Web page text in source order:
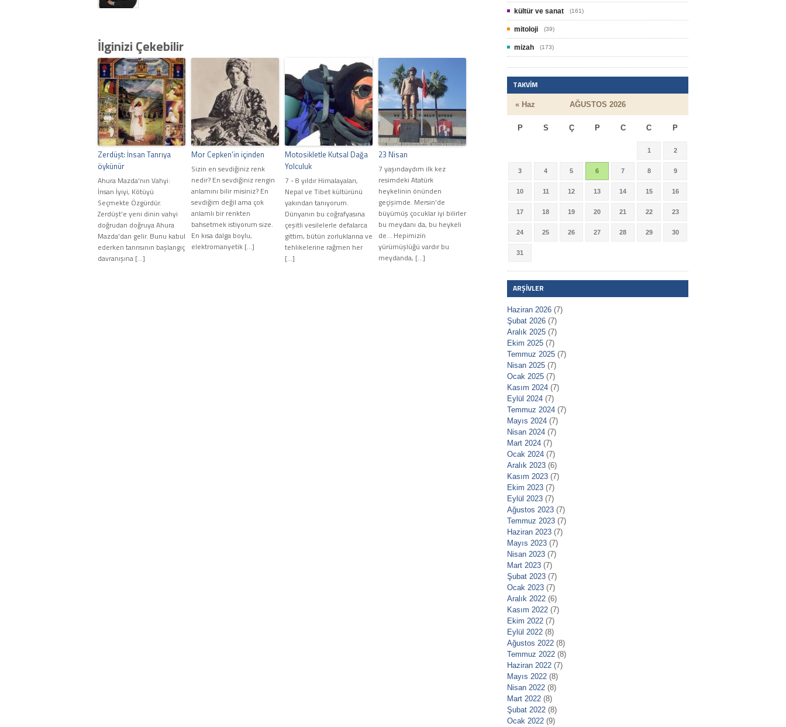
İlginizi Çekebilir
Zerdüşt: İnsan Tanrıya
öykünür
Ahura Mazda'nın Vahyi:
İnsan İyiyi, Kötüyü
Seçmekte Özgürdür.
Zerdüşt'e yeni dinin vahyi
doğrudan doğruya Ahura
Mazda'dan gelir. Bunu kabul
ederken tanrısının başlangıç
davranışına […]
Mor Cepken’in içinden
Sizin en sevdiğiniz renk
nedir? En sevdiğiniz rengin
anlamını bilir misiniz? En
sevdiğim değil ama çok
anlamlı bir renkten
bahsetmek istiyorum size.
En kısa dalga boylu,
elektromanyetik […]
Motosikletle Kutsal Dağa
Yolculuk
7 - 8 yıldır Himalayaları,
Nepal ve Tibet kültürünü
yakından tanıyorum.
Dünyanın bu coğrafyasına
çeşitli vesilelerle defalarca
gittim, bütün zorluklarına ve
tehlikelerine rağmen her
[…]
23 Nisan
7 yaşındaydım ilk kez
resimdeki Atatürk
heykelinin önünden
geçişimde. Mersin'de
büyümüş çocuklar iyi bilirler
bu meydanı da, bu heykeli
de... Hepimizin
yürümüşlüğü vardır bu
meydanda, […]
kültür ve sanat (161)
mitoloji (39)
mizah (173)
TAKVIM
AĞUSTOS 2026
P S Ç P C C P
« Haz
1 2
3 4 5 6 7 8 9
10 11 12 13 14 15 16
17 18 19 20 21 22 23
24 25 26 27 28 29 30
31
ARŞIVLER
Haziran 2026 (7)
Şubat 2026 (7)
Aralık 2025 (7)
Ekim 2025 (7)
Temmuz 2025 (7)
Nisan 2025 (7)
Ocak 2025 (7)
Kasım 2024 (7)
Eylül 2024 (7)
Temmuz 2024 (7)
Mayıs 2024 (7)
Nisan 2024 (7)
Mart 2024 (7)
Ocak 2024 (7)
Aralık 2023 (6)
Kasım 2023 (7)
Ekim 2023 (7)
Eylül 2023 (7)
Ağustos 2023 (7)
Temmuz 2023 (7)
Haziran 2023 (7)
Mayıs 2023 (7)
Nisan 2023 (7)
Mart 2023 (7)
Şubat 2023 (7)
Ocak 2023 (7)
Aralık 2022 (6)
Kasım 2022 (7)
Ekim 2022 (7)
Eylül 2022 (8)
Ağustos 2022 (8)
Temmuz 2022 (8)
Haziran 2022 (7)
Mayıs 2022 (8)
Nisan 2022 (8)
Mart 2022 (8)
Şubat 2022 (8)
Ocak 2022 (9)